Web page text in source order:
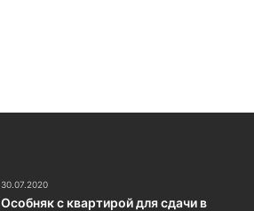
30.07.2020
Особняк с квартирой для сдачи в